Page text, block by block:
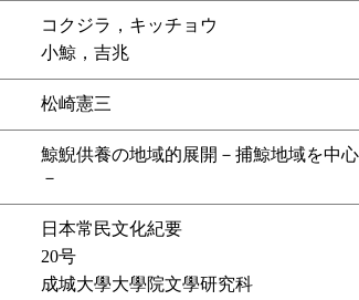
コクジラ，キッチョウ
小鯨，吉兆
松崎憲三
鯨鯢供養の地域的展開－捕鯨地域を中
－
日本常民文化紀要
20号
成城大學大學院文學研究科